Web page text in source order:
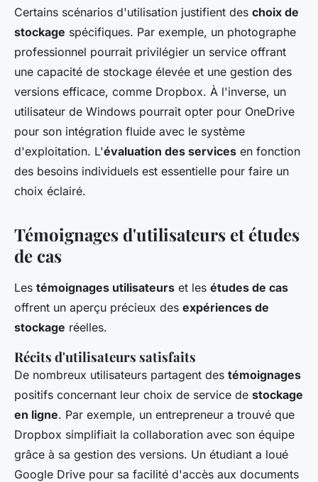
Certains scénarios d'utilisation justifient des choix de
stockage spécifiques. Par exemple, un photographe
professionnel pourrait privilégier un service offrant
une capacité de stockage élevée et une gestion des
versions efficace, comme Dropbox. À l'inverse, un
utilisateur de Windows pourrait opter pour OneDrive
pour son intégration fluide avec le système
d'exploitation. L'évaluation des services en fonction
des besoins individuels est essentielle pour faire un
choix éclairé.
Témoignages d'utilisateurs et études
de cas
Les témoignages utilisateurs et les études de cas
offrent un aperçu précieux des expériences de
stockage réelles.
Récits d'utilisateurs satisfaits
De nombreux utilisateurs partagent des témoignages
positifs concernant leur choix de service de stockage
en ligne. Par exemple, un entrepreneur a trouvé que
Dropbox simplifiait la collaboration avec son équipe
grâce à sa gestion des versions. Un étudiant a loué
Google Drive pour sa facilité d'accès aux documents